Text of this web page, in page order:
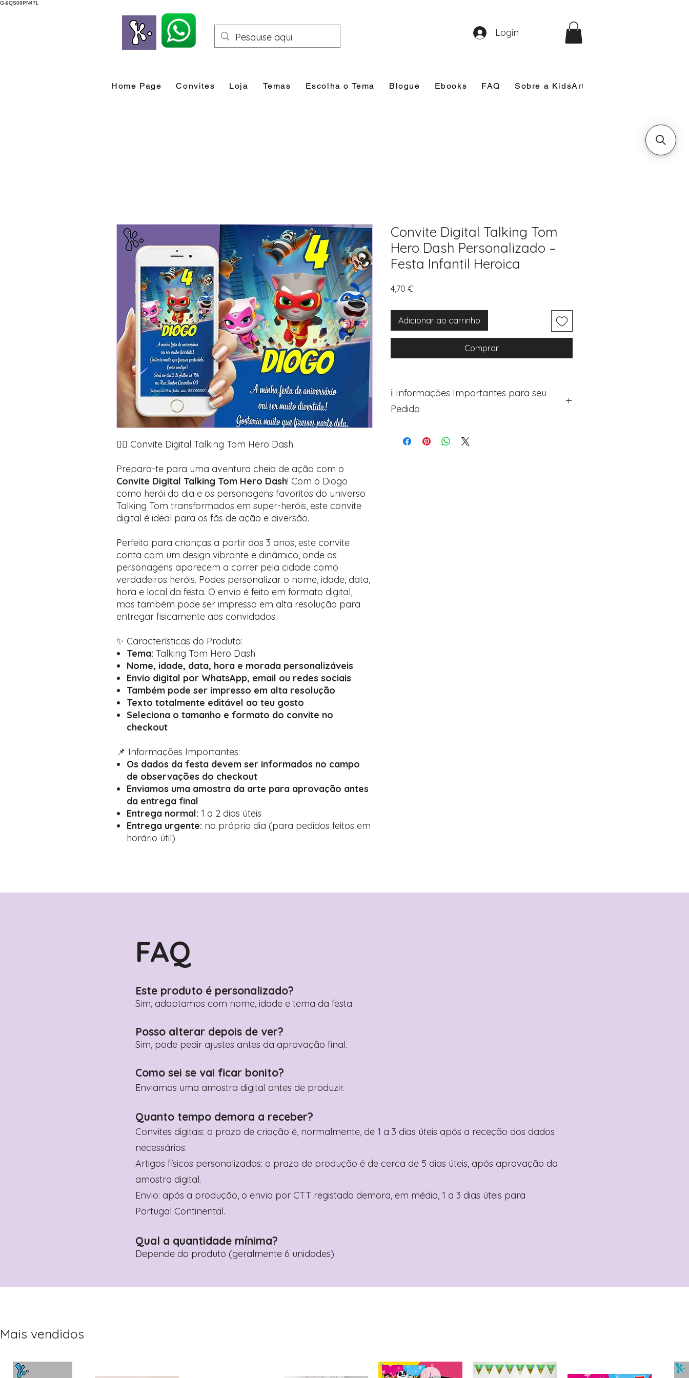
G-9QS08PN47L
Home Page Convites Loja Temas Escolha o Tema Blogue Ebooks FAQ Sobre a KidsArt
Login
🦸‍♂️ Convite Digital Talking Tom Hero Dash
Prepara-te para uma aventura cheia de ação com o
Convite Digital Talking Tom Hero Dash! Com o Diogo
como herói do dia e os personagens favoritos do universo
Talking Tom transformados em super-heróis, este convite
digital é ideal para os fãs de ação e diversão.
Perfeito para crianças a partir dos 3 anos, este convite
conta com um design vibrante e dinâmico, onde os
personagens aparecem a correr pela cidade como
verdadeiros heróis. Podes personalizar o nome, idade, data,
hora e local da festa. O envio é feito em formato digital,
mas também pode ser impresso em alta resolução para
entregar fisicamente aos convidados.
✨ Características do Produto:
Tema: Talking Tom Hero Dash
Nome, idade, data, hora e morada personalizáveis
Envio digital por WhatsApp, email ou redes sociais
Também pode ser impresso em alta resolução
Texto totalmente editável ao teu gosto
Seleciona o tamanho e formato do convite no
checkout
📌 Informações Importantes:
Os dados da festa devem ser informados no campo
de observações do checkout
Enviamos uma amostra da arte para aprovação antes
da entrega final
Entrega normal: 1 a 2 dias úteis
Entrega urgente: no próprio dia (para pedidos feitos em
horário útil)
Convite Digital Talking Tom
Hero Dash Personalizado –
Festa Infantil Heroica
4,70 €Preço
Adicionar ao carrinho
Comprar
ℹ️ Informações Importantes para seu
Pedido
Avance para a página de checkout (próximo passo
FAQ
Este produto é personalizado?
Sim, adaptamos com nome, idade e tema da festa.
Posso alterar depois de ver?
Sim, pode pedir ajustes antes da aprovação final.
Como sei se vai ficar bonito?
Enviamos uma amostra digital antes de produzir.
Quanto tempo demora a receber?
Convites digitais: o prazo de criação é, normalmente, de 1 a 3 dias úteis após a receção dos dados
necessários.
Artigos físicos personalizados: o prazo de produção é de cerca de 5 dias úteis, após aprovação da
amostra digital.
Envio: após a produção, o envio por CTT registado demora, em média, 1 a 3 dias úteis para
Portugal Continental.
Qual a quantidade mínima?
Depende do produto (geralmente 6 unidades).
Mais vendidos